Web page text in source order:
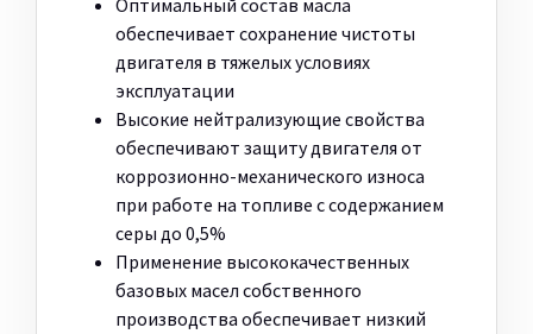
Оптимальный состав масла
обеспечивает сохранение чистоты
двигателя в тяжелых условиях
эксплуатации
Высокие нейтрализующие свойства
обеспечивают защиту двигателя от
коррозионно-механического износа
при работе на топливе с содержанием
серы до 0,5%
Применение высококачественных
базовых масел собственного
производства обеспечивает низкий